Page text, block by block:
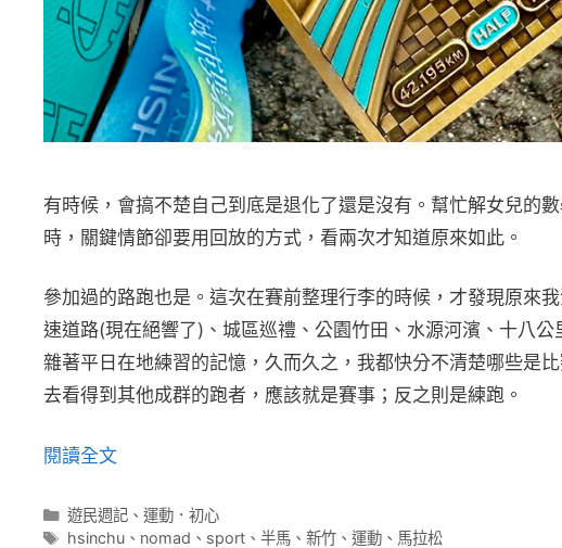
有時候，會搞不楚自己到底是退化了還是沒有。幫忙解女兒的
時，關鍵情節卻要用回放的方式，看兩次才知道原來如此。
參加過的路跑也是。這次在賽前整理行李的時候，才發現原來
速道路(現在絕響了)、城區巡禮、公園竹田、水源河濱、十八
雜著平日在地練習的記憶，久而久之，我都快分不清楚哪些是
去看得到其他成群的跑者，應該就是賽事；反之則是練跑。
閱讀全文
分
類
遊民週記、 運動．初心
標
hsinchu、 nomad 、 sport、 半馬、 新竹、 運動、 馬拉松